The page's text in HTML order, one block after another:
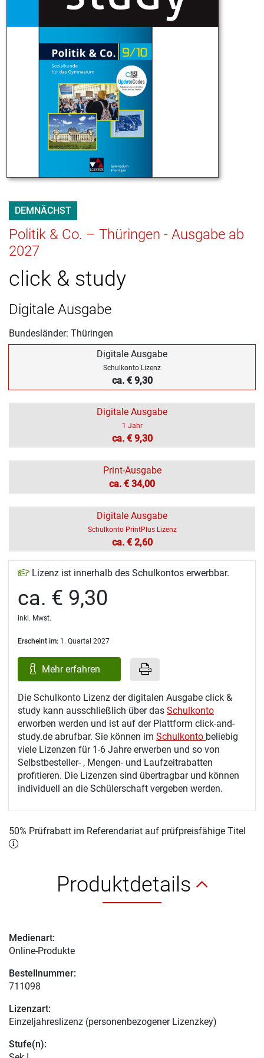
DEMNÄCHST
Politik & Co. – Thüringen - Ausgabe ab
2027
click & study
Digitale Ausgabe
Bundesländer: Thüringen
Digitale Ausgabe
Schulkonto Lizenz
ca. € 9,30
Digitale Ausgabe
1 Jahr
ca. € 9,30
Print-Ausgabe
ca. € 34,00
Digitale Ausgabe
Schulkonto PrintPlus Lizenz
ca. € 2,60
Lizenz ist innerhalb des Schulkontos erwerbbar.
ca. € 9,30
inkl. Mwst.
Erscheint im: 1. Quartal 2027
Mehr erfahren
Die Schulkonto Lizenz der digitalen Ausgabe click &
study kann ausschließlich über das Schulkonto
erworben werden und ist auf der Plattform click-and-
study.de abrufbar. Sie können im Schulkonto beliebig
viele Lizenzen für 1-6 Jahre erwerben und so von
Selbstbesteller- , Mengen- und Laufzeitrabatten
profitieren. Die Lizenzen sind übertragbar und können
individuell an die Schülerschaft vergeben werden.
50% Prüfrabatt im Referendariat auf prüfpreisfähige Titel
Produktdetails
Medienart:
Online-Produkte
Bestellnummer:
711098
Lizenzart:
Einzeljahreslizenz (personenbezogener Lizenzkey)
Stufe(n):